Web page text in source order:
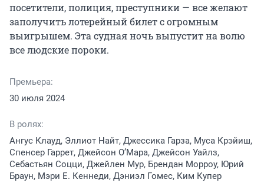
посетители, полиция, преступники — все желают
заполучить лотерейный билет с огромным
выигрышем. Эта судная ночь выпустит на волю
все людские пороки.
Премьера:
30 июля 2024
В ролях:
Ангус Клауд, Эллиот Найт, Джессика Гарза, Муса Крэйиш,
Спенсер Гаррет, Джейсон О’Мара, Джейсон Уайлз,
Себастьян Соцци, Джейлен Мур, Брендан Морроу, Юрий
Браун, Мэри Е. Кеннеди, Дэниэл Гомес, Ким Купер